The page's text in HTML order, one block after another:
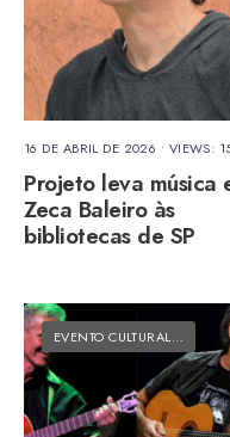
16 DE ABRIL DE 2026 • VIEWS:
Projeto leva música
Zeca Baleiro às
bibliotecas de SP
EVENTO CULTURAL
•